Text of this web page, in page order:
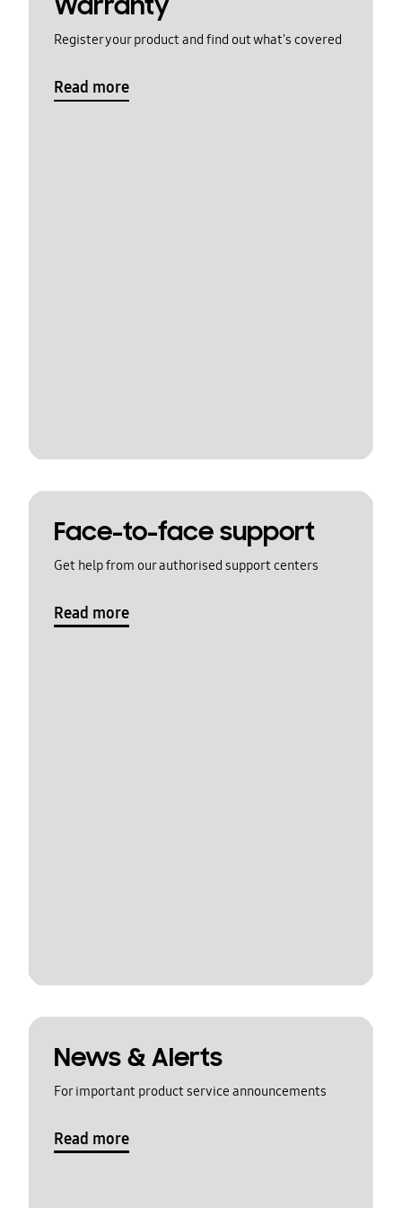
Register your product and find out what's covered
Read more
Face-to-face support
Get help from our authorised support centers
Read more
News & Alerts
For important product service announcements
Read more